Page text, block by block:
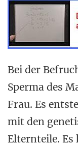
Bei der
Sperma des
Frau. Es
mit den
Elternteile.